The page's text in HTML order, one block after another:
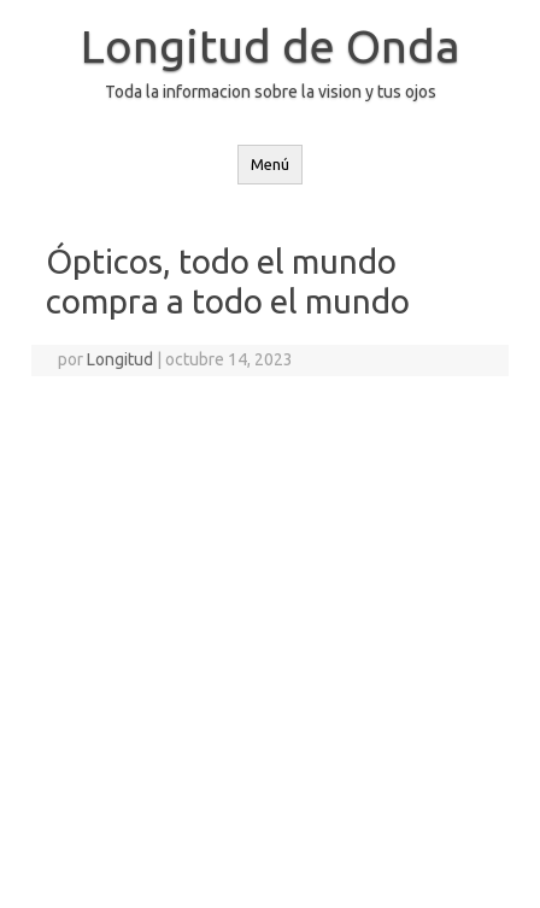
Longitud de Onda
Toda la informacion sobre la vision y tus ojos
Menú
Ópticos, todo el mundo
compra a todo el mundo
porLongitud octubre 14, 2023